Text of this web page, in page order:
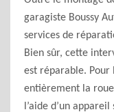
garagiste Boussy
services de
Bien sûr, cette
est réparable. Pour
entièrement la
l’aide d’un